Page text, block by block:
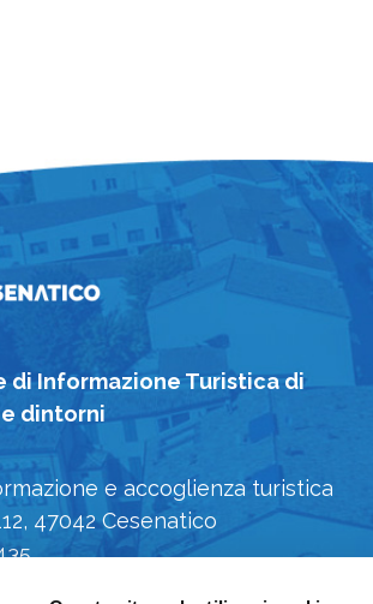
di Informazione Turistica di
dintorni
e accoglienza turistica
47042 Cesenatico